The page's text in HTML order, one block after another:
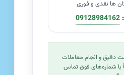
ها نقدی و فوری
09128984162
دقیق و انجام معاملات
با شماره‌های فوق تماس